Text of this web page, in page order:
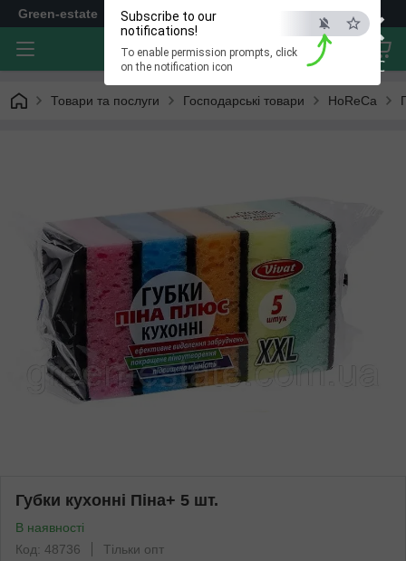
×
ESC
Subscribe to our
notifications!
To enable permission prompts, click
on the notification icon
Green-estate
Товари та послуги Господарські товари HoReCa
Губки кухонні Піна+ 5 шт.
В наявності
Код: 48736
Тільки опт